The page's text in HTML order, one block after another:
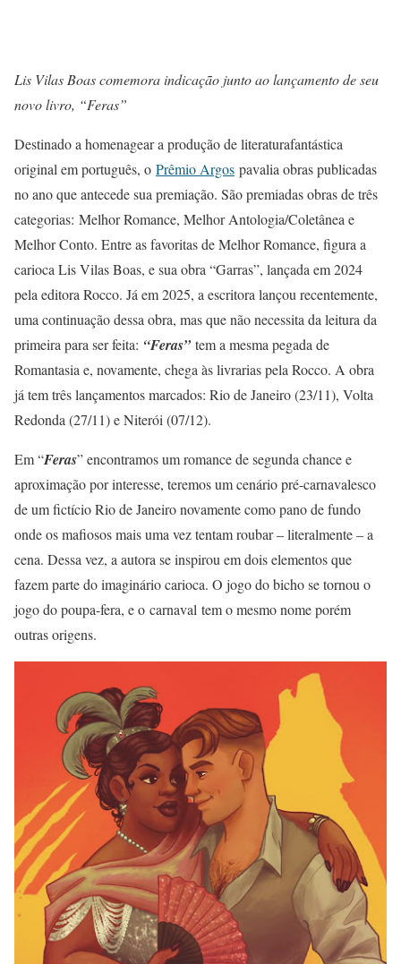
Lis Vilas Boas comemora indicação junto ao lançamento de seu
novo livro, “Feras”
Destinado a homenagear a produção de literaturafantástica
original em português, o Prêmio Argos pavalia obras publicadas
no ano que antecede sua premiação. São premiadas obras de três
categorias: Melhor Romance, Melhor Antologia/Coletânea e
Melhor Conto. Entre as favoritas de Melhor Romance, figura a
carioca Lis Vilas Boas, e sua obra “Garras”, lançada em 2024
pela editora Rocco. Já em 2025, a escritora lançou recentemente,
uma continuação dessa obra, mas que não necessita da leitura da
primeira para ser feita: “Feras”tem a mesma pegada de
Romantasia e, novamente, chega às livrarias pela Rocco. A obra
já tem três lançamentos marcados: Rio de Janeiro (23/11), Volta
Redonda (27/11) e Niterói (07/12).
Em “Feras” encontramos um romance de segunda chance e
aproximação por interesse, teremos um cenário pré-carnavalesco
de um fictício Rio de Janeiro novamente como pano de fundo
onde os mafiosos mais uma vez tentam roubar – literalmente – a
cena. Dessa vez, a autora se inspirou em dois elementos que
fazem parte do imaginário carioca. O jogo do bicho se tornou o
jogo do poupa-fera, e o carnaval tem o mesmo nome porém
outras origens.